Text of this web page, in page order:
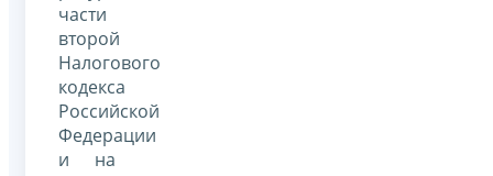
части
второй
Налогового
кодекса
Российской
Федерации
и на